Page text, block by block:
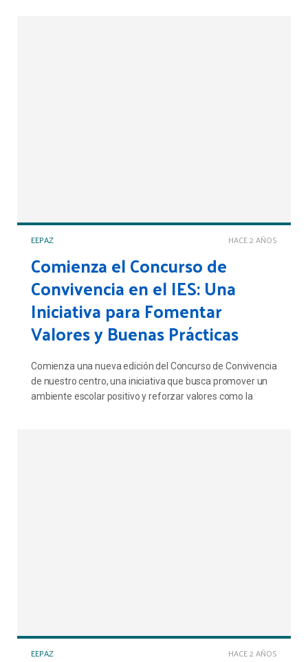
HACE 2 AÑOS
EEPAZ
Comienza el Concurso de
Convivencia en el IES: Una
Iniciativa para Fomentar
Valores y Buenas Prácticas
Comienza una nueva edición del Concurso de Convivencia
de nuestro centro, una iniciativa que busca promover un
ambiente escolar positivo y reforzar valores como la
HACE 2 AÑOS
EEPAZ